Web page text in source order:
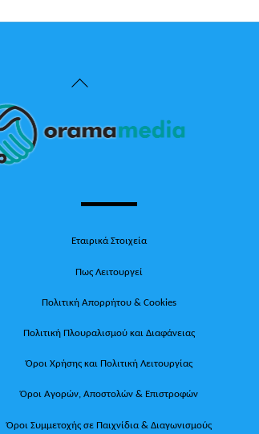
Back
Top
Εταιρικά Στοιχεία
Πως Λειτουργεί
Πολιτική Απορρήτου & Cookies
Πολιτική Πλουραλισμού και Διαφάνειας
Όροι Χρήσης και Πολιτική Λειτουργίας
Όροι Αγορών, Αποστολών & Επιστροφών
Όροι Συμμετοχής σε Παιχνίδια & Διαγωνισμούς